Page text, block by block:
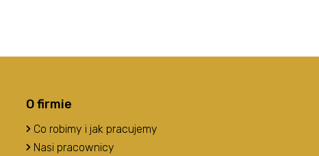
O firmie
Co robimy i jak pracujemy
Nasi pracownicy